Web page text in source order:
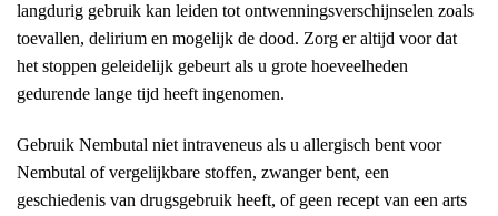
langdurig gebruik kan leiden tot ontwenningsverschijnselen zoals
toevallen, delirium en mogelijk de dood. Zorg er altijd voor dat
het stoppen geleidelijk gebeurt als u grote hoeveelheden
gedurende lange tijd heeft ingenomen.
Gebruik Nembutal niet intraveneus als u allergisch bent voor
Nembutal of vergelijkbare stoffen, zwanger bent, een
geschiedenis van drugsgebruik heeft, of geen recept van een arts